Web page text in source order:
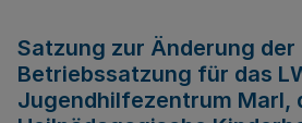
Satzung zur Änderung der
Betriebssatzung für das
Jugendhilfezentrum Marl,